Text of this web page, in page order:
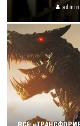
admin
ВСЕ